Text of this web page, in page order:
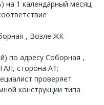
на 1 календарный месяц;
, Возле ЖК
по адресу Соборная ,
сторона А1;
проверяет
конструкции типа